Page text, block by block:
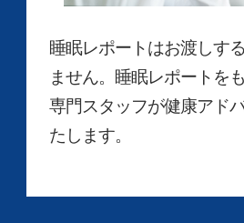
睡眠レポートはお渡しす
ません。睡眠レポートを
専門スタッフが健康アド
たします。